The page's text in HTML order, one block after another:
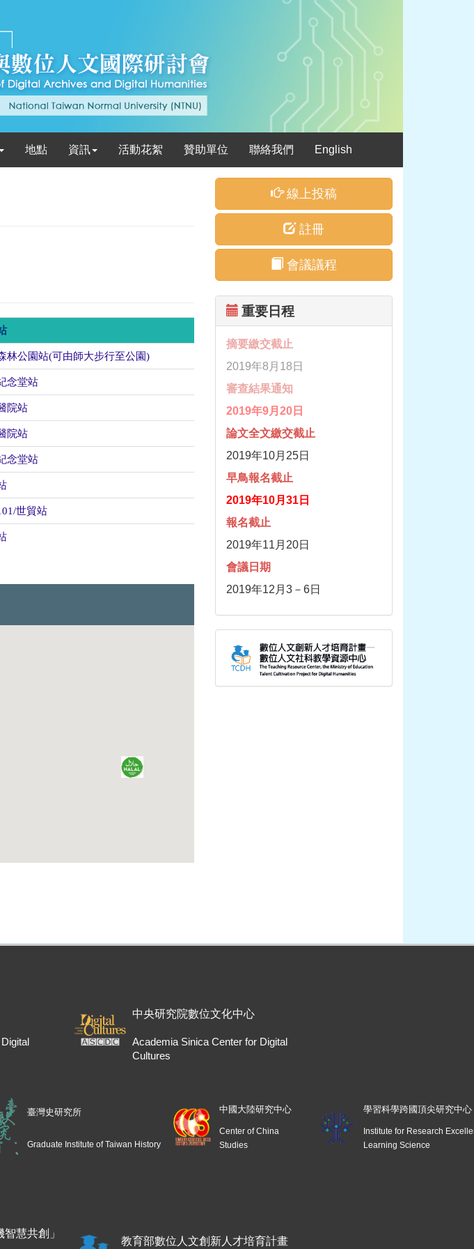
地點 資訊 活動花絮 贊助單位 聯絡我們 English
林公園站(可由師大步行至公園)
念堂站
院站
院站
念堂站
世貿站
線上投稿
註冊
會議議程
重要日程
摘要繳交截止
2019年8月18日
審查結果通知
2019年9月20日
論文全文繳交截止
2019年10月25日
早鳥報名截止
2019年10月31日
報名截止
2019年11月20日
會議日期
2019年12月3－6日
中央研究院數位文化中心
Academia Sinica Center for Digital
Cultures
臺灣史研究所
Graduate Institute of Taiwan History
中國大陸研究中心
Center of China
Studies
學習科學跨國頂尖研究中心
Institute for Research
Learning Science
慧共創」
教育部數位人文創新人才培育計畫